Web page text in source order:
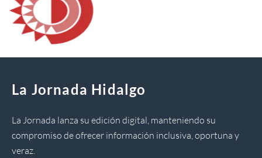
La Jornada Hidalgo
La Jornada lanza su edición digital, manteniendo su
compromiso de ofrecer información inclusiva, oportuna y
veraz.